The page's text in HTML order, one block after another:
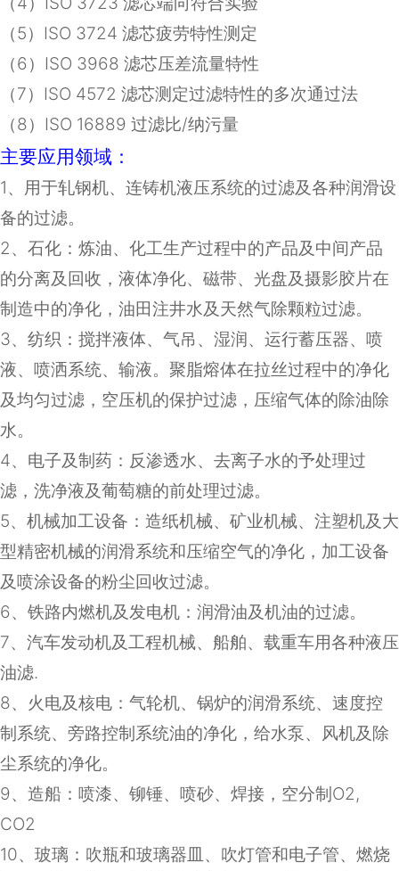
（5） ISO 3724 滤芯疲劳特性测定
（6） ISO 3968 滤芯压差流量特性
（7） ISO 4572 滤芯测定过滤特性的多次通过法
（8）ISO 16889 过滤比/纳污量
主要应用领域：
1、用于轧钢机、连铸机液压系统的过滤及各种润滑设
备的过滤。
2、石化：炼油、化工生产过程中的产品及中间产品
的分离及回收，液体净化、磁带、光盘及摄影胶片在
制造中的净化，油田注井水及天然气除颗粒过滤。
3、纺织：搅拌液体、气吊、湿润、运行蓄压器、喷
液、喷洒系统、输液。聚脂熔体在拉丝过程中的净化
及均匀过滤，空压机的保护过滤，压缩气体的除油除
水。
4、电子及制药：反渗透水、去离子水的予处理过
滤，洗净液及葡萄糖的前处理过滤。
5、机械加工设备：造纸机械、矿业机械、注塑机及大
型精密机械的润滑系统和压缩空气的净化，加工设备
及喷涂设备的粉尘回收过滤。
6、铁路内燃机及发电机：润滑油及机油的过滤。
7、汽车发动机及工程机械、船舶、载重车用各种液压
油滤.
8、火电及核电：气轮机、锅炉的润滑系统、速度控
制系统、旁路控制系统油的净化，给水泵、风机及除
尘系统的净化。
9、造船：喷漆、铆锤、喷砂、焊接，空分制 O2,
CO2
10、玻璃：吹瓶和玻璃器皿、吹灯管和电子管、燃烧